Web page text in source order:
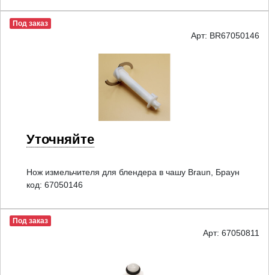
Под заказ
Арт: BR67050146
Уточняйте
Нож измельчителя для блендера в чашу Braun, Браун
код: 67050146
Под заказ
Арт: 67050811